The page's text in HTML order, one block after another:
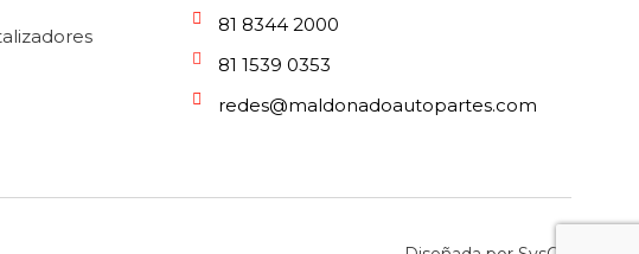
81 8344 2000
81 1539 0353
redes@maldonadoautopartes.com